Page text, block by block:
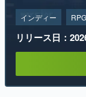
インディー RPG
リリース日：